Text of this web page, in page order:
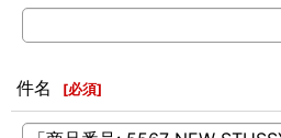
件名 [必須]